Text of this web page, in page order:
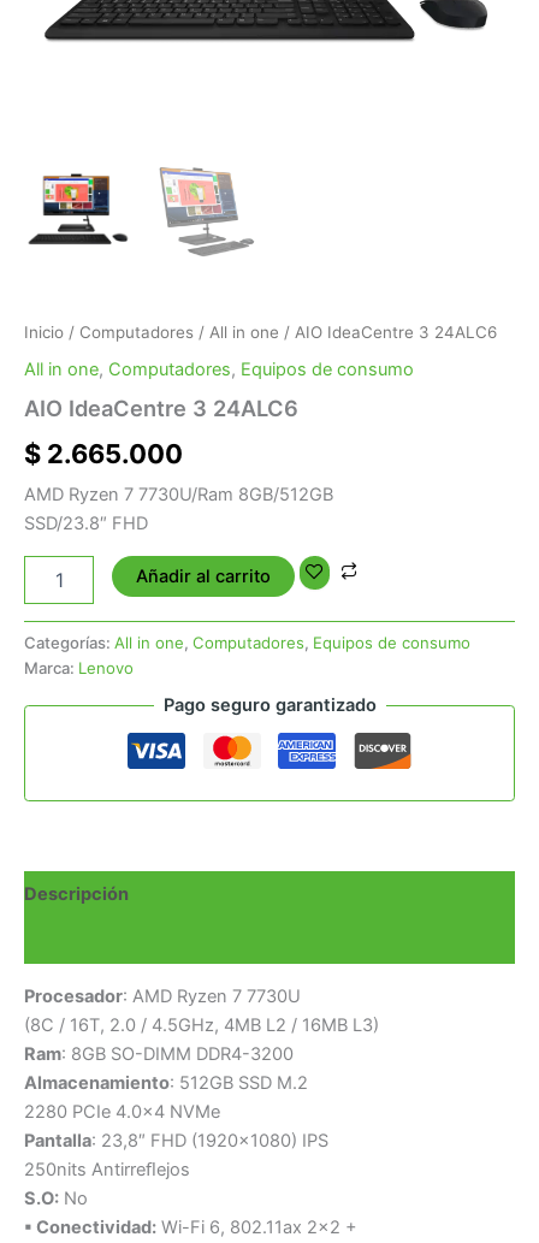
Inicio / Computadores / All in one / AIO IdeaCentre 3 24ALC6
All in one, Computadores, Equipos de consumo
AIO IdeaCentre 3 24ALC6
$ 2.665.000
AMD Ryzen 7 7730U/Ram 8GB/512GB
SSD/23.8″ FHD
Añadir al carrito
Categorías: All in one, Computadores, Equipos de consumo
Marca: Lenovo
Pago seguro garantizado
Descripción
Procesador: AMD Ryzen 7 7730U
(8C / 16T, 2.0 / 4.5GHz, 4MB L2 / 16MB L3)
Ram: 8GB SO-DIMM DDR4-3200
Almacenamiento: 512GB SSD M.2
2280 PCIe 4.0×4 NVMe
Pantalla: 23,8″ FHD (1920×1080) IPS
250nits Antirreﬂejos
S.O: No
▪ Conectividad: Wi-Fi 6, 802.11ax 2×2 +